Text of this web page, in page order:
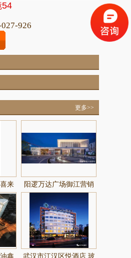
54
926
更多>>
来
阳逻万达广场御江营销
中心玻璃由鑫明鸿玻璃
提供制作
鑫 武汉市江汉区悦酒店 玻